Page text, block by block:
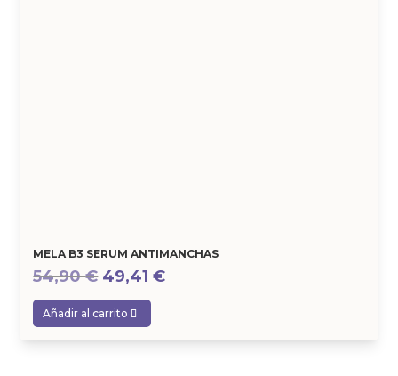
MELA B3 SERUM ANTIMANCHAS
54,90€ El
precio
original
era:
49,41€El
es:
Añadir al carrito